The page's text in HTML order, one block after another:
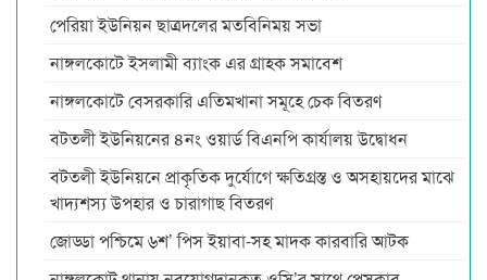
পেরিয়া ইউনিয়ন ছাত্রদলের মতবিনিময় সভা
নাঙ্গলকোটে ইসলামী ব্যাংক এর গ্রাহক সমাবেশ
নাঙ্গলকোটে বেসরকারি এতিমখানা সমূহে চেক বিতরণ
বটতলী ইউনিয়নের ৪নং ওয়ার্ড বিএনপি কার্যালয় উদ্বোধন
বটতলী ইউনিয়নে প্রাকৃতিক দুর্যোগে ক্ষতিগ্রস্ত ও অসহায়দের মাঝে
খাদ্যশস্য উপহার ও চারাগাছ বিতরণ
জোড্ডা পশ্চিমে ৬শ’ পিস ইয়াবা-সহ মাদক কারবারি আটক